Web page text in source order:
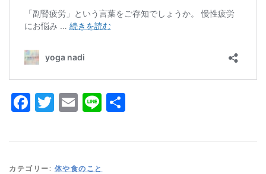
Facebook
Twitter
Email
Line
カテゴリー: 体や食のこと